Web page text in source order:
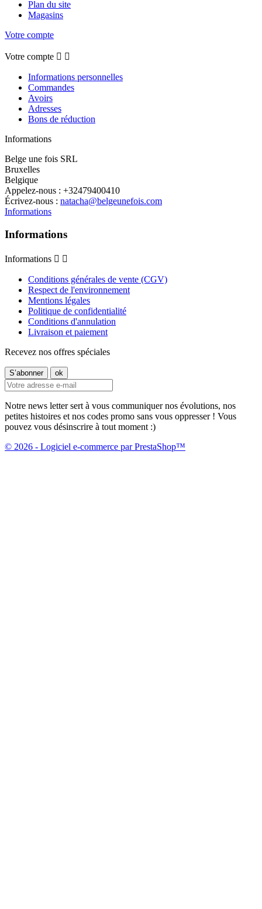
Plan du site
Magasins
Votre compte
Votre compte  
Informations personnelles
Commandes
Avoirs
Adresses
Bons de réduction
Informations
Belge une fois SRL
Bruxelles
Belgique
Appelez-nous : +32479400410
Écrivez-nous : natacha@belgeunefois.com
Informations
Informations
Informations  
Conditions générales de vente (CGV)
Respect de l'environnement
Mentions légales
Politique de confidentialité
Conditions d'annulation
Livraison et paiement
Recevez nos offres spéciales
Notre news letter sert à vous communiquer nos évolutions, nos
petites histoires et nos codes promo sans vous oppresser ! Vous
pouvez vous désinscrire à tout moment :)
© 2026 - Logiciel e-commerce par PrestaShop™